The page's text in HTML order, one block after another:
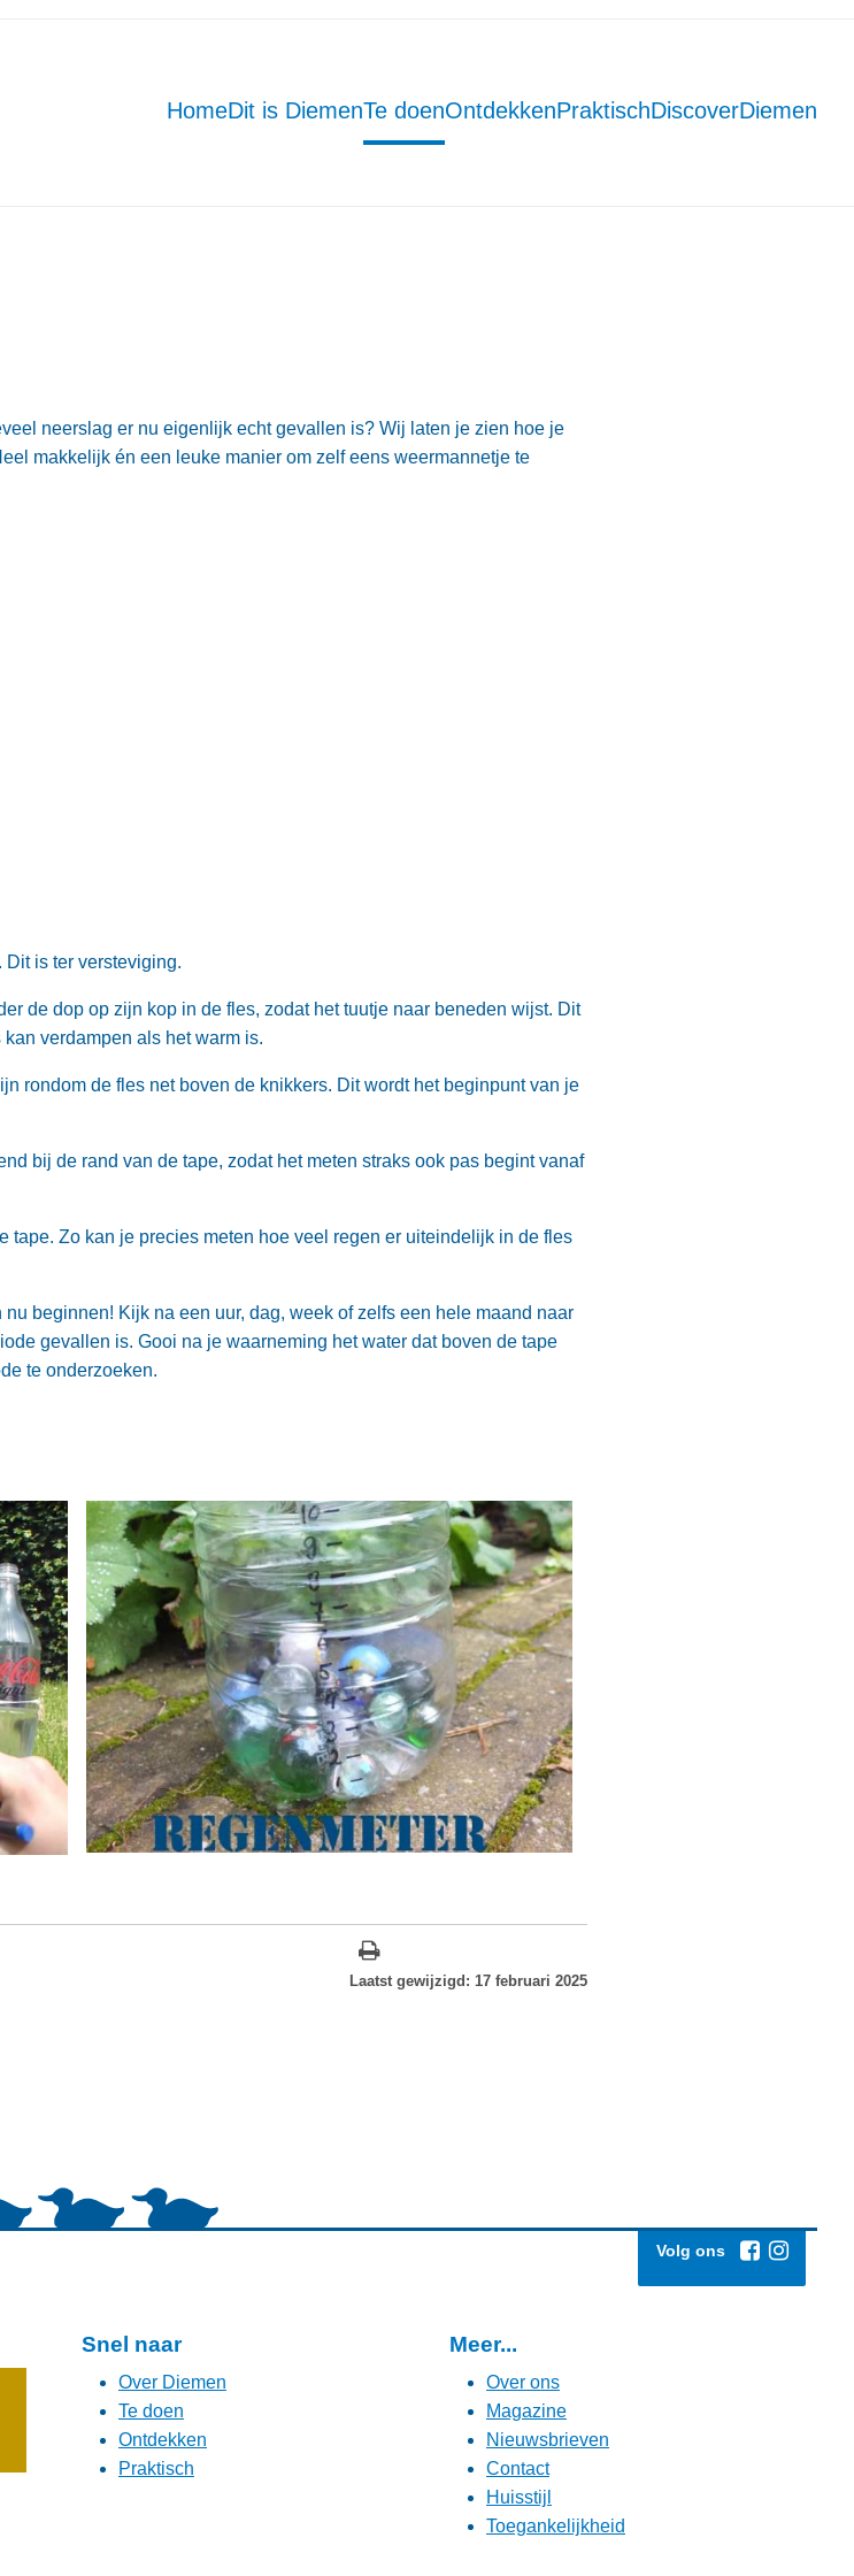
HomeDit is DiemenTe doenOntdekkenPraktischDiscoverDiemen
neerslag er nu eigenlijk echt gevallen is? Wij laten je zien hoe je
makkelijk én een leuke manier om zelf eens weermannetje te
is ter versteviging.
de dop op zijn kop in de fles, zodat het tuutje naar beneden wijst. Dit
verdampen als het warm is.
rondom de fles net boven de knikkers. Dit wordt het beginpunt van je
bij de rand van de tape, zodat het meten straks ook pas begint vanaf
tape. Zo kan je precies meten hoe veel regen er uiteindelijk in de fles
beginnen! Kijk na een uur, dag, week of zelfs een hele maand naar
gevallen is. Gooi na je waarneming het water dat boven de tape
te onderzoeken.
Laatst gewijzigd: 17 februari 2025
Volg ons
Snel naar
Over Diemen
Te doen
Ontdekken
Praktisch
Meer...
Over ons
Magazine
Nieuwsbrieven
Contact
Huisstijl
Toegankelijkheid